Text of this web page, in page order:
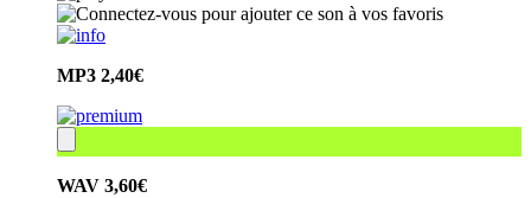
MP3 2,40€
WAV 3,60€